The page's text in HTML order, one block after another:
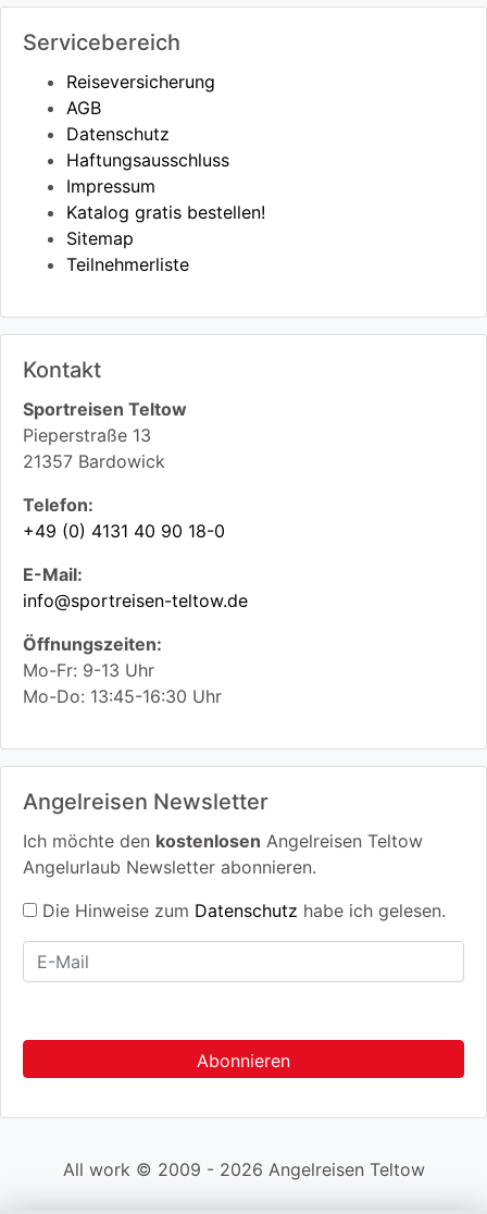
Servicebereich
Reiseversicherung
AGB
Datenschutz
Haftungsausschluss
Impressum
Katalog gratis bestellen!
Sitemap
Teilnehmerliste
Kontakt
Sportreisen Teltow
Pieperstraße 13
21357 Bardowick
Telefon:
+49 (0) 4131 40 90 18-0
E-Mail:
info@sportreisen-teltow.de
Öffnungszeiten:
Mo-Fr: 9-13 Uhr
Mo-Do: 13:45-16:30 Uhr
Angelreisen Newsletter
Ich möchte den kostenlosen Angelreisen Teltow
Angelurlaub Newsletter abonnieren.
Die Hinweise zum Datenschutz habe ich gelesen.
All work © 2009 - 2026 Angelreisen Teltow